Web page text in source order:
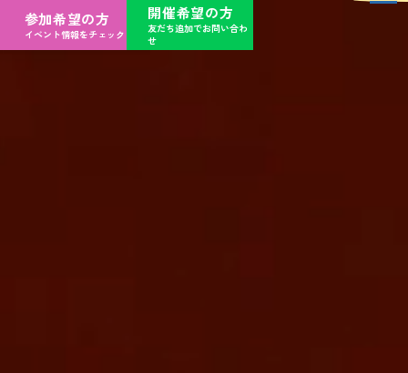
参加希望の方
イベント情報をチェック
開催希望の方
友だち追加でお問い合わ
せ